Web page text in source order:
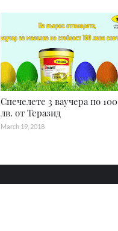
Спечелете 3 ваучера по 100
лв. от Теразид
March 19, 2018